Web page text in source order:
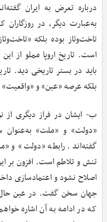
درباره تعرض به ایران
به‌عبارت ‌دیگر، در
تاخت‌وتاز بوده بلکه
است. تاریخ اروپا مملو از
باید در بستر تاریخی دید.
بلکه عرصه «عین» و
ب- ایشان در فراز دیگری از
«دولت» و «ملت» به‌عنوان
گفته‌اند. رابطه «دولت» و
تنش و تلاطم است. افزون بر
اصلاح نشود و اعتمادسازی
جهان سخن گفت. در عین
که در ادامه به آن اشاره